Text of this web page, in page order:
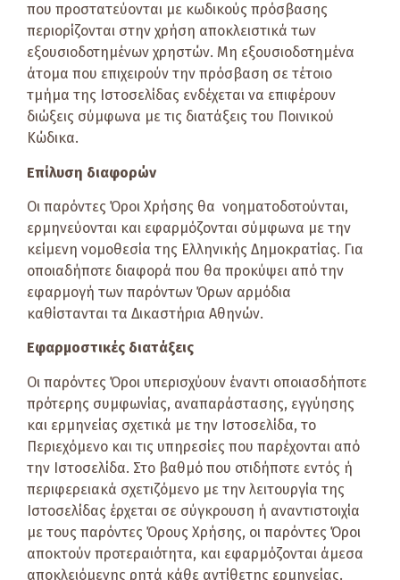
που προστατεύονται με κωδικούς πρόσβασης
περιορίζονται στην χρήση αποκλειστικά των
εξουσιοδοτημένων χρηστών. Μη εξουσιοδοτημένα
άτομα που επιχειρούν την πρόσβαση σε τέτοιο
τμήμα της Ιστοσελίδας ενδέχεται να επιφέρουν
διώξεις σύμφωνα με τις διατάξεις του Ποινικού
Κώδικα.
Επίλυση διαφορών
Οι παρόντες Όροι Χρήσης θα νοηματοδοτούνται,
ερμηνεύονται και εφαρμόζονται σύμφωνα με την
κείμενη νομοθεσία της Ελληνικής Δημοκρατίας. Για
οποιαδήποτε διαφορά που θα προκύψει από την
εφαρμογή των παρόντων Όρων αρμόδια
καθίστανται τα Δικαστήρια Αθηνών.
Εφαρμοστικές διατάξεις
Οι παρόντες Όροι υπερισχύουν έναντι οποιασδήποτε
πρότερης συμφωνίας, αναπαράστασης, εγγύησης
και ερμηνείας σχετικά με την Ιστοσελίδα, το
Περιεχόμενο και τις υπηρεσίες που παρέχονται από
την Ιστοσελίδα. Στο βαθμό που οτιδήποτε εντός ή
περιφερειακά σχετιζόμενο με την λειτουργία της
Ιστοσελίδας έρχεται σε σύγκρουση ή αναντιστοιχία
με τους παρόντες Όρους Χρήσης, οι παρόντες Όροι
αποκτούν προτεραιότητα, και εφαρμόζονται άμεσα
αποκλειόμενης ρητά κάθε αντίθετης ερμηνείας.